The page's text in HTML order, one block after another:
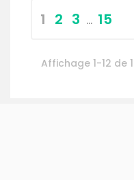
1 2 3 … 15
Affichage 1-12 de